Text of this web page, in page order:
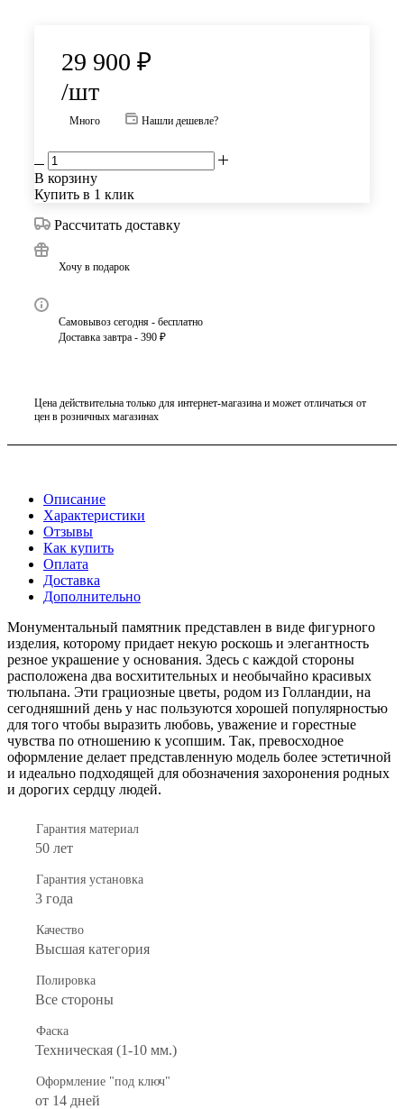
29 900 ₽
/шт
Много Нашли дешевле?
В корзину
Купить в 1 клик
Рассчитать доставку
Хочу в подарок
Самовывоз сегодня - бесплатно
Доставка завтра - 390 ₽
Цена действительна только для интернет-магазина и может отличаться от
цен в розничных магазинах
Описание
Характеристики
Отзывы
Как купить
Оплата
Доставка
Дополнительно
Монументальный памятник представлен в виде фигурного
изделия, которому придает некую роскошь и элегантность
резное украшение у основания. Здесь с каждой стороны
расположена два восхитительных и необычайно красивых
тюльпана. Эти грациозные цветы, родом из Голландии, на
сегодняшний день у нас пользуются хорошей популярностью
для того чтобы выразить любовь, уважение и горестные
чувства по отношению к усопшим. Так, превосходное
оформление делает представленную модель более эстетичной
и идеально подходящей для обозначения захоронения родных
и дорогих сердцу людей.
Гарантия материал
50 лет
Гарантия установка
3 года
Качество
Высшая категория
Полировка
Все стороны
Фаска
Техническая (1-10 мм.)
Оформление "под ключ"
от 14 дней